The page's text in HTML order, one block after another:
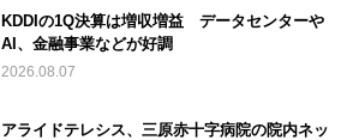
KDDIの1Q決算は増収増益 データセンターや
AI、金融事業などが好調
2026.08.07
アライドテレシス、三原赤十字病院の院内ネッ